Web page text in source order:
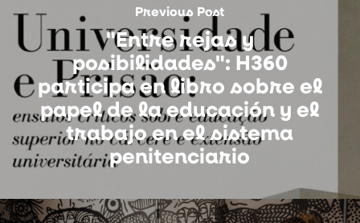
Previous Post
"Entre rejas y
posibilidades": H360
participa en libro sobre el
papel de la educación y el
trabajo en el sistema
penitenciario